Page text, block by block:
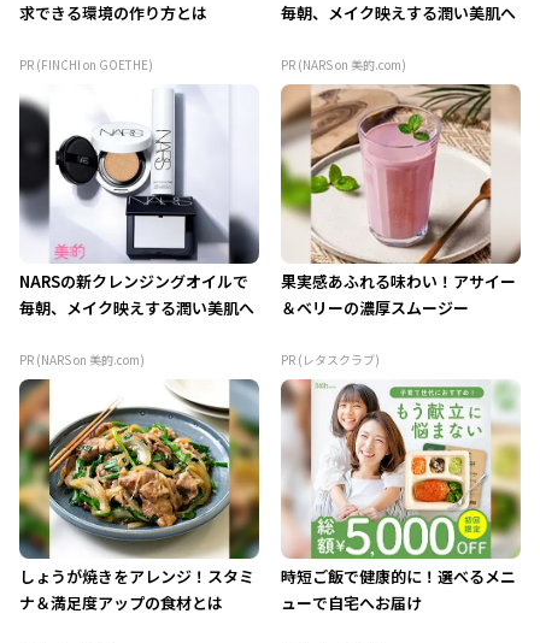
求できる環境の作り方とは
PR (FINCHI on GOETHE)
毎朝、メイク映えする潤い美肌へ
PR (NARS on 美的.com)
NARSの新クレンジングオイルで
毎朝、メイク映えする潤い美肌へ
PR (NARS on 美的.com)
果実感あふれる味わい！アサイー
＆ベリーの濃厚スムージー
PR (レタスクラブ)
しょうが焼きをアレンジ！スタミ
ナ＆満足度アップの食材とは
時短ご飯で健康的に！選べるメニ
ューで自宅へお届け